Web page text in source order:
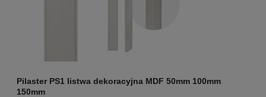
Pilaster PS1 listwa dekoracyjna MDF 50mm 100mm
150mm